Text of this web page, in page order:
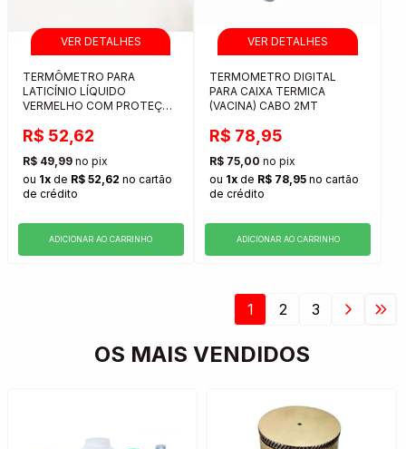
TERMÔMETRO PARA
LATICÍNIO LÍQUIDO
VERMELHO COM PROTEÇÃO
R$ 52,62
R$ 49,99 no pix
ou 1x de R$ 52,62 no cartão
de crédito
ADICIONAR AO CARRINHO
TERMOMETRO DIGITAL
PARA CAIXA TERMICA
(VACINA) CABO 2MT
R$ 78,95
R$ 75,00 no pix
ou 1x de R$ 78,95 no cartão
de crédito
ADICIONAR AO CARRINHO
1 2 3
OS MAIS VENDIDOS